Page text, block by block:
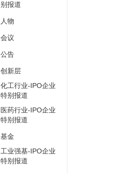
别报道
人物
会议
公告
创新层
化工行业-IPO企业
特别报道
医药行业-IPO企业
特别报道
基金
工业强基-IPO企业
特别报道